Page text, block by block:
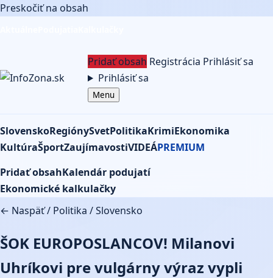
Preskočiť na obsah
Pridať obsah Registrácia Prihlásiť sa
Prihlásiť sa
Menu
SlovenskoRegiónySvetPolitikaKrimiEkonomika
KultúraŠportZaujímavostiVIDEÁPREMIUM
Pridať obsahKalendár podujatí
Ekonomické kalkulačky
← Naspäť/ Politika /Slovensko
ŠOK EUROPOSLANCOV! Milanovi
Uhríkovi pre vulgárny výraz vypli